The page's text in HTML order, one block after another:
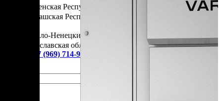
Чеченская Республика
Чувашская Республика
Ямало-Ненецкий АО
Ярославская область
+7 (969) 714-91-17